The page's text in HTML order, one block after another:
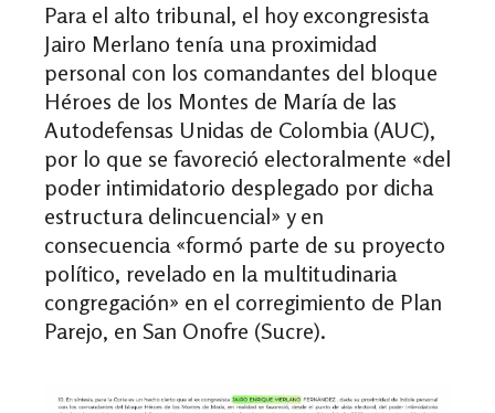
Para el alto tribunal, el hoy excongresista
Jairo Merlano tenía una proximidad
personal con los comandantes del bloque
Héroes de los Montes de María de las
Autodefensas Unidas de Colombia (AUC),
por lo que se favoreció electoralmente «del
poder intimidatorio desplegado por dicha
estructura delincuencial» y en
consecuencia «formó parte de su proyecto
político, revelado en la multitudinaria
congregación» en el corregimiento de Plan
Parejo, en San Onofre (Sucre).